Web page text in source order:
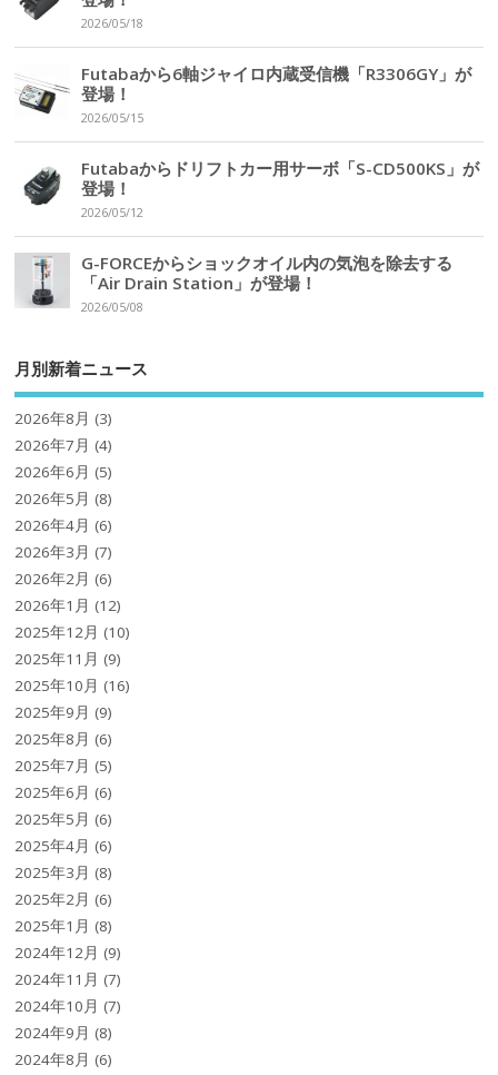
2026/05/18
Futabaから6軸ジャイロ内蔵受信機「R3306GY」が
登場！
2026/05/15
Futabaからドリフトカー用サーボ「S-CD500KS」が
登場！
2026/05/12
G-FORCEからショックオイル内の気泡を除去する
「Air Drain Station」が登場！
2026/05/08
月別新着ニュース
2026年8月 (3)
2026年7月 (4)
2026年6月 (5)
2026年5月 (8)
2026年4月 (6)
2026年3月 (7)
2026年2月 (6)
2026年1月 (12)
2025年12月 (10)
2025年11月 (9)
2025年10月 (16)
2025年9月 (9)
2025年8月 (6)
2025年7月 (5)
2025年6月 (6)
2025年5月 (6)
2025年4月 (6)
2025年3月 (8)
2025年2月 (6)
2025年1月 (8)
2024年12月 (9)
2024年11月 (7)
2024年10月 (7)
2024年9月 (8)
2024年8月 (6)